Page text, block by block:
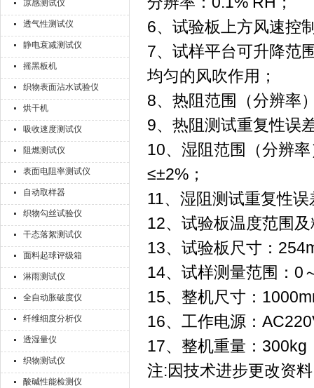
凉感测试仪
透气性测试仪
静电衰减测试仪
摇黑板机
织物表面沾水试验仪
烘干机
吸收速度测试仪
阻燃测试仪
表面电阻率测试仪
自动取样器
织物勾丝试验仪
干态落絮测试仪
面料起球评级箱
淋雨测试仪
全自动胀破度仪
纤维细度分析仪
透湿量仪
织物测试仪
酸碱性能检测仪
6、试验板上方风速控
7、试样平台可升降范
均匀的风吹作用；
8、热阻范围（分辨率
9、热阻测试重复性误
10、湿阻范围（分辨
≤±2%；
11、湿阻测试重复性
12、试验板温度范围
13、试验板尺寸：
14、试样测量范围：0
15、整机尺寸：
16、工作电源：
17、整机重量：300kg
注:因技术进步更改资